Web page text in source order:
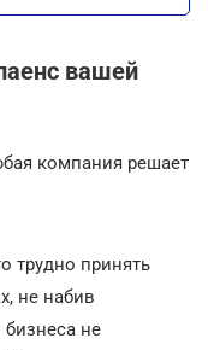
вашей
компания решает
трудно принять
не набив
не